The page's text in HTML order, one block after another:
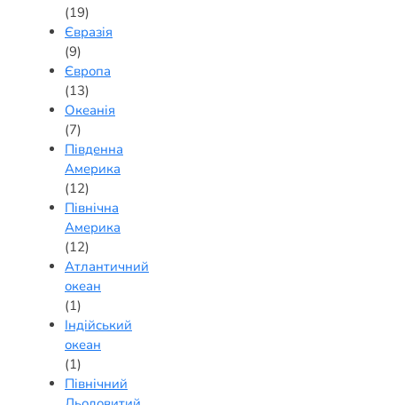
(19)
Євразія
(9)
Європа
(13)
Океанія
(7)
Південна
Америка
(12)
Північна
Америка
(12)
Атлантичний
океан
(1)
Індійський
океан
(1)
Північний